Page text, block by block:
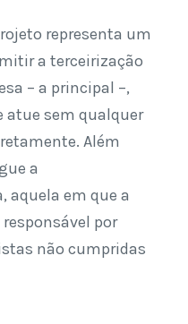
representa um
a terceirização
– a principal –,
atue sem qualquer
Além
a
aquela em que a
por
não cumpridas